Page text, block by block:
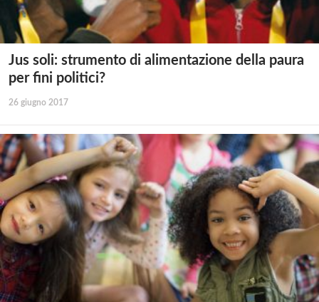
Jus soli: strumento di alimentazione della paura
per fini politici?
26 giugno 2017